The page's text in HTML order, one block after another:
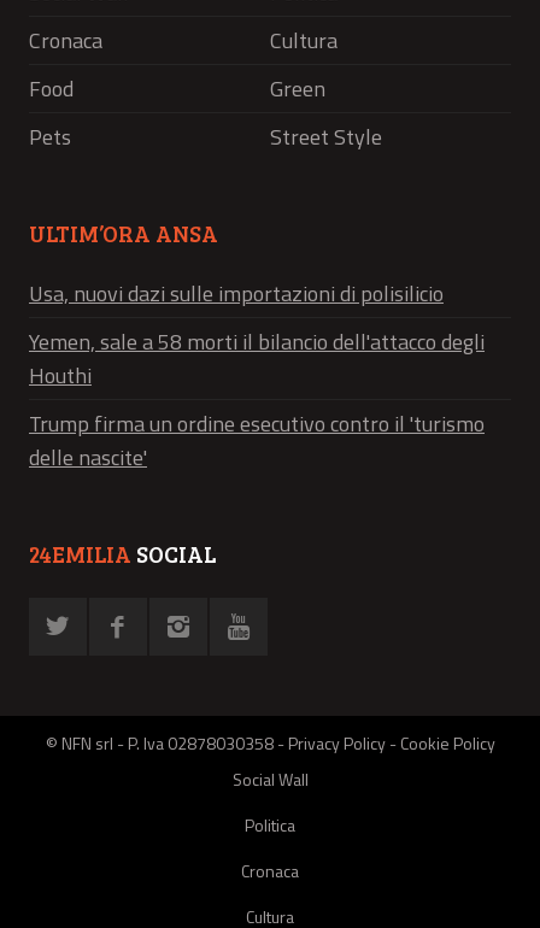
Cronaca
Cultura
Food
Green
Pets
Street Style
ULTIM’ORA ANSA
Usa, nuovi dazi sulle importazioni di polisilicio
Yemen, sale a 58 morti il bilancio dell'attacco degli
Houthi
Trump firma un ordine esecutivo contro il 'turismo
delle nascite'
24EMILIA SOCIAL
© NFN srl - P. Iva 02878030358 -Privacy Policy-Cookie Policy
Social Wall
Politica
Cronaca
Cultura